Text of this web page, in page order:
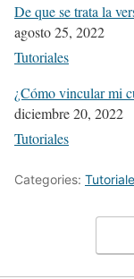
De que se trata la
agosto 25, 2022
Tutoriales
¿Cómo vincular mi
diciembre 20, 2022
Tutoriales
Categories: